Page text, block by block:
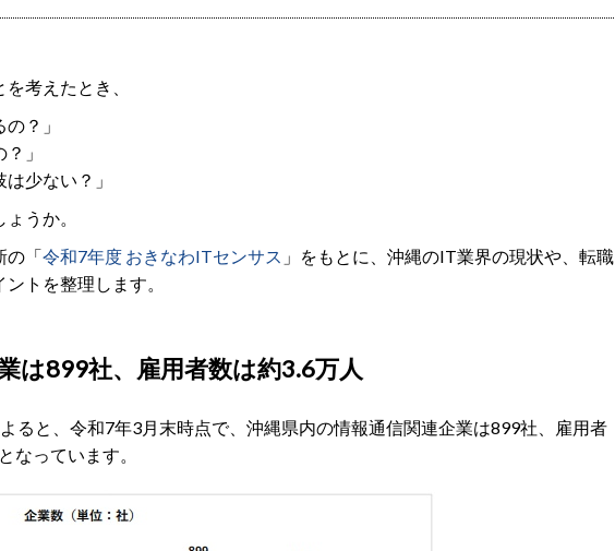
考えたとき、
？」
」
少ない？」
うか。
の「令和7年度 おきなわITセンサス 」をもとに、沖縄のIT業界の現状や、転職
トを整理します。
は899社、雇用者数は約3.6万人
ると、令和7年3月末時点で、沖縄県内の情報通信関連企業は899社、雇用者
なっています。